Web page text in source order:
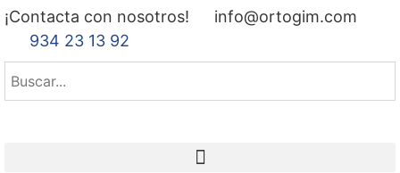
¡Contacta con nosotros!
info@ortogim.com
934 23 13 92